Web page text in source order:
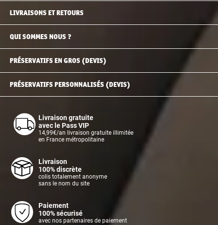
LIVRAISONS ET RETOURS
QUI SOMMES NOUS ?
PRÉSERVATIFS EN GROS (DEVIS)
PRÉSERVATIFS PERSONNALISÉS (DEVIS)
Livraison gratuite
avec le Pass VIP
14,99€/an livraison gratuite illimitée
en France métropolitaine
Livraison
100% discrète
colis totalement anonyme
sans le nom du site
Paiement
100% sécurisé
avec nos partenaires de paiement